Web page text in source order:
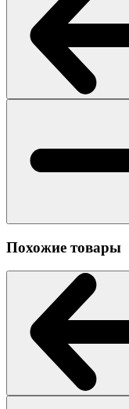
Похожие товары